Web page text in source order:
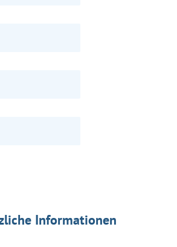
Informationen